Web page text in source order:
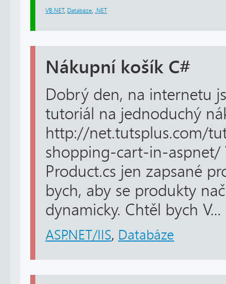
VB.NET, Databáze .NET
Nákupní košík C#
Dobrý den, na internetu
tutoriál na jednoduchý
http://net.tutsplus.com/
shopping-cart-in-aspnet/
Product.cs jen zapsané
bych, aby se produkty
dynamicky. Chtěl bych V...
ASP.NET/IIS, Databáze